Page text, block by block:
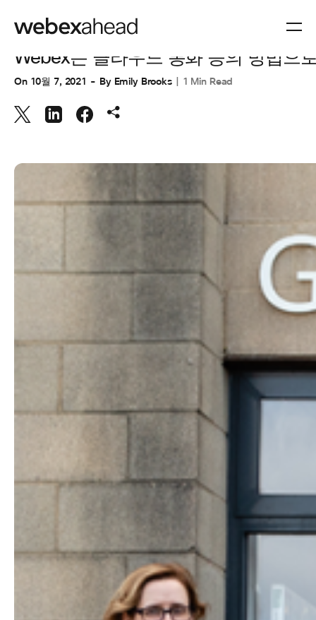
CUSTOMER STORIES,협업
Webex는 클라우드 통화 등의 방법으
On 10월 7, 2021 By Emily Brooks 1 Min Read